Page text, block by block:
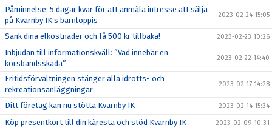
Påminnelse: 5 dagar kvar för att anmäla intresse att sälja
på Kvarnby IK:s barnloppis
2023-02-24 15:05
Sänk dina elkostnader och få 500 kr tillbaka! 2023-02-23 10:26
Inbjudan till informationskväll: ”Vad innebär en
korsbandsskada”
2023-02-22 14:40
Fritidsförvaltningen stänger alla idrotts- och
rekreationsanläggningar
2023-02-17 14:28
Ditt företag kan nu stötta Kvarnby IK 2023-02-14 15:34
Köp presentkort till din käresta och stöd Kvarnby IK 2023-02-09 10:31